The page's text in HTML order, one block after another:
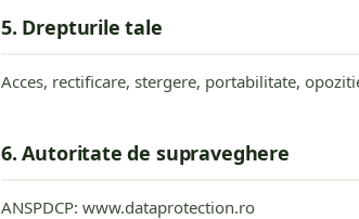
5. Drepturile tale
Acces, rectificare, stergere, portabilitate,
6. Autoritate de supraveghere
ANSPDCP: www.dataprotection.ro